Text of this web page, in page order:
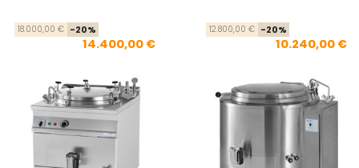
Precio base
18.000,00 € -20%
14.400,00 €
12.800,00 € -20%
10.240,00 €